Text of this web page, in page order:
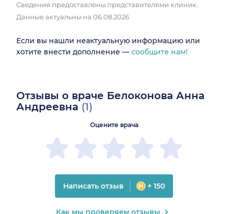
Сведения предоставлены представителями клиник.
Данные актуальны на 06.08.2026
Если вы нашли неактуальную информацию или
хотите внести дополнение — сообщите нам!
Отзывы о враче Белоконова Анна
Андреевна (1)
Оцените врача
Написать отзыв + 150
Как мы проверяем отзывы